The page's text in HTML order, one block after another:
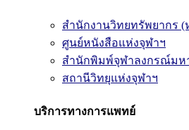
สำนักงานวิทยทรัพยากร
ศูนย์หนังสือแห่งจุฬาฯ
สำนักพิมพ์จุฬาลงกรณ์มห
สถานีวิทยุแห่งจุฬาฯ
บริการทางการแพทย์